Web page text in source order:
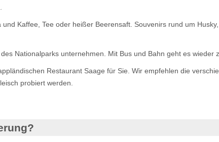
Kaffee, Tee oder heißer Beerensaft. Souvenirs rund um
Nationalparks unternehmen. Mit Bus und Bahn geht es wieder
Restaurant Saage für Sie. Wir empfehlen die
probiert werden.